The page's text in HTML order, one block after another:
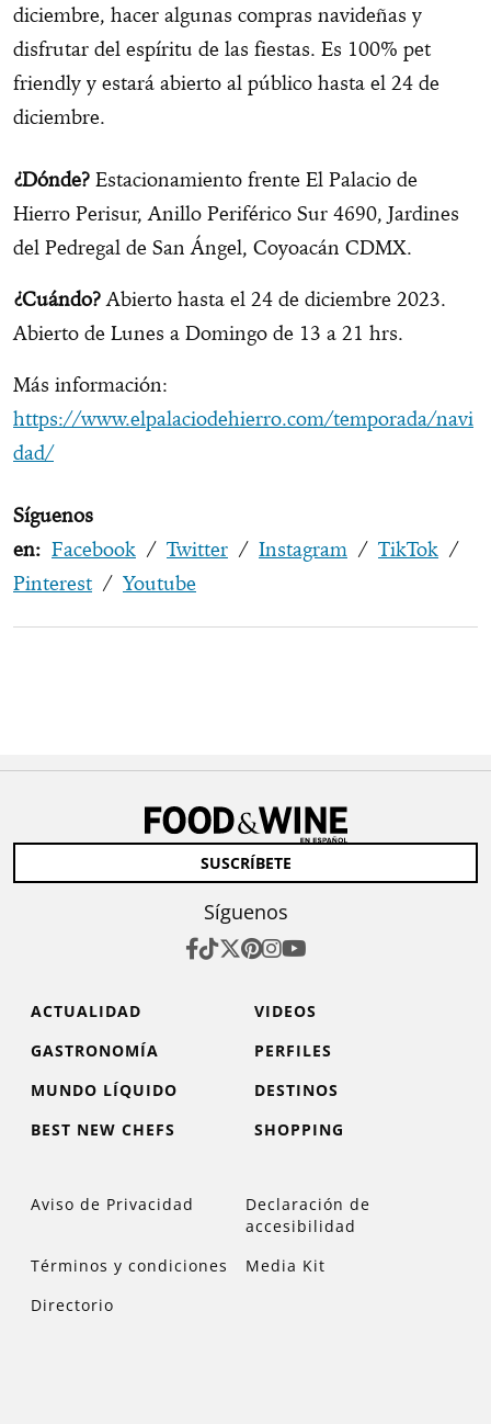
diciembre, hacer algunas compras navideñas y
disfrutar del espíritu de las fiestas. Es 100% pet
friendly y estará abierto al público hasta el 24 de
diciembre.
¿Dónde? Estacionamiento frente El Palacio de
Hierro Perisur, Anillo Periférico Sur 4690, Jardines
del Pedregal de San Ángel, Coyoacán CDMX.
¿Cuándo?Abierto hasta el 24 de diciembre 2023.
Abierto de Lunes a Domingo de 13 a 21 hrs.
Más información:
https://www.elpalaciodehierro.com/temporada/navi
dad/
Síguenos
en: Facebook / Twitter / Instagram / TikTok /
Pinterest / Youtube
SUSCRÍBETE
Síguenos
ACTUALIDAD
VIDEOS
GASTRONOMÍA
PERFILES
MUNDO LÍQUIDO
DESTINOS
BEST NEW CHEFS
SHOPPING
Aviso de Privacidad
Declaración de
accesibilidad
Términos y condiciones
Media Kit
Directorio